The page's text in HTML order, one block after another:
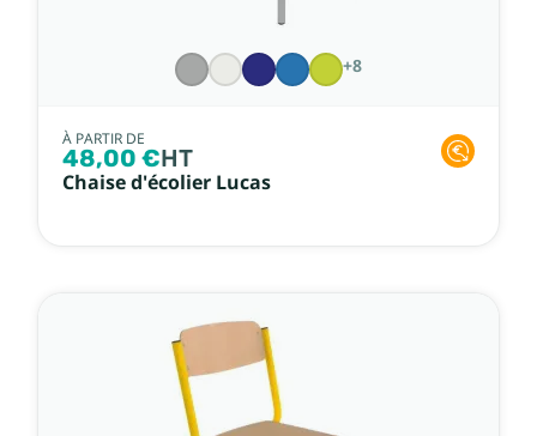
+8
À PARTIR DE
48,00 €HT
Chaise d'écolier Lucas